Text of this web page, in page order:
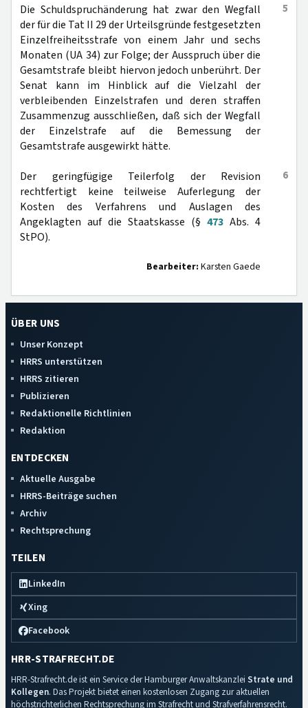
5
Die Schuldspruchänderung hat zwar den Wegfall
der für die Tat II 29 der Urteilsgründe festgesetzten
Einzelfreiheitsstrafe von einem Jahr und sechs
Monaten (UA 34) zur Folge; der Ausspruch über die
Gesamtstrafe bleibt hiervon jedoch unberührt. Der
Senat kann im Hinblick auf die Vielzahl der
verbleibenden Einzelstrafen und deren straffen
Zusammenzug ausschließen, daß sich der Wegfall
der Einzelstrafe auf die Bemessung der
Gesamtstrafe ausgewirkt hätte.
6
Der geringfügige Teilerfolg der Revision
rechtfertigt keine teilweise Auferlegung der
Kosten des Verfahrens und Auslagen des
Angeklagten auf die Staatskasse (§ 473 Abs. 4
StPO).
Bearbeiter: Karsten Gaede
ÜBER UNS
Unser Konzept
HRRS unterstützen
HRRS zitieren
Publizieren
Redaktionelle Richtlinien
Redaktion
ENTDECKEN
Aktuelle Ausgabe
HRRS-Beiträge suchen
Archiv
Rechtsprechung
TEILEN
LinkedIn
Xing
Facebook
HRR-STRAFRECHT.DE
HRR-Strafrecht.de ist ein Service der Hamburger Anwaltskanzlei Strate und
Kollegen. Das Projekt bietet einen kostenlosen Zugang zur aktuellen
höchstrichterlichen Rechtsprechung im Strafrecht und Strafverfahrensrecht.